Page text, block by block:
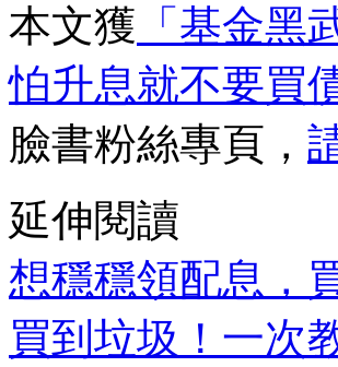
本文獲 「基金黑
怕升息就不要買
臉書粉絲專頁，
延伸閱讀
想穩穩領配息，
買到垃圾！一次